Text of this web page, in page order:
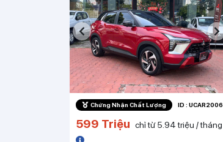
Chứng Nhận Chất Lượng ID : UCAR2006
599 Triệu chỉ từ 5.94 triệu / tháng